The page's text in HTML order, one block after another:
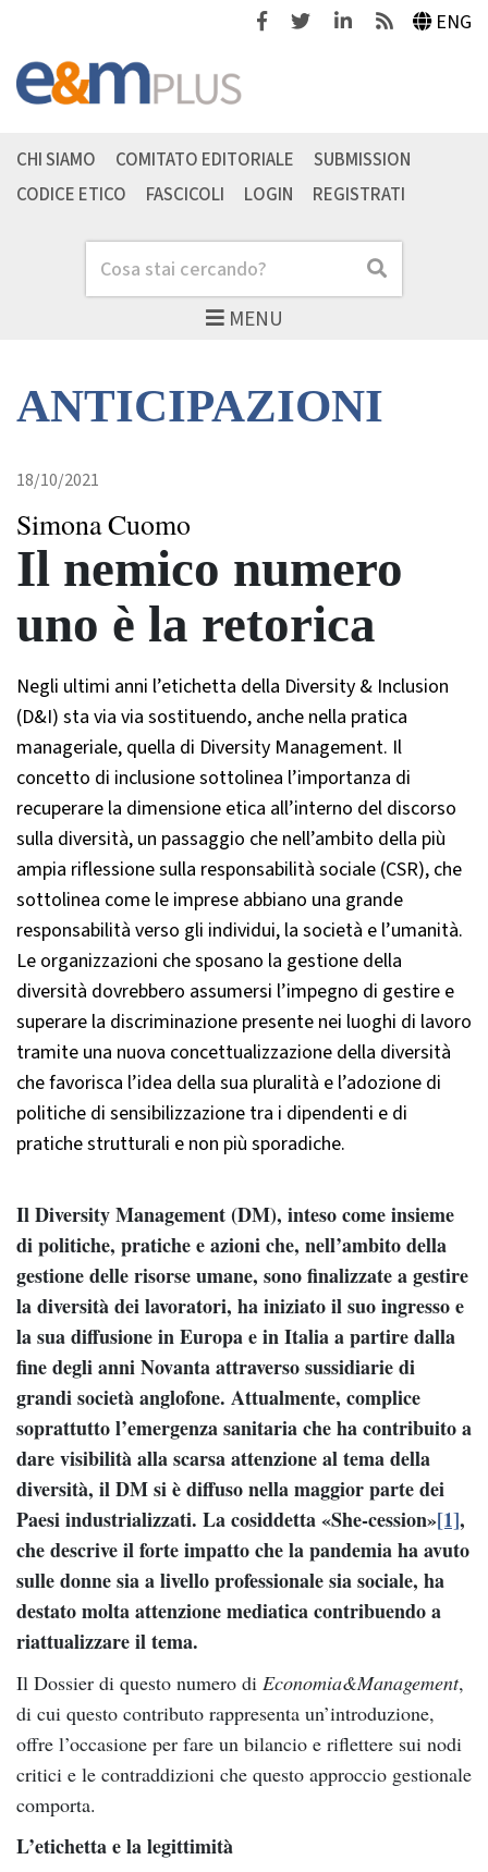
FacebookTwitterLinkedinFeeds ENG
MENU
Cerca Cerca
CHI SIAMO COMITATO EDITORIALE
SUBMISSION
CODICE ETICO
FASCICOLI LOGIN REGISTRATI
ANTICIPAZIONI
18/10/2021
Simona Cuomo
Il nemico numero
uno è la retorica
Negli ultimi anni l’etichetta della Diversity & Inclusion
(D&I) sta via via sostituendo, anche nella pratica
manageriale, quella di Diversity Management. Il
concetto di inclusione sottolinea l’importanza di
recuperare la dimensione etica all’interno del discorso
sulla diversità, un passaggio che nell’ambito della più
ampia riflessione sulla responsabilità sociale (CSR), che
sottolinea come le imprese abbiano una grande
responsabilità verso gli individui, la società e l’umanità.
Le organizzazioni che sposano la gestione della
diversità dovrebbero assumersi l’impegno di gestire e
superare la discriminazione presente nei luoghi di lavoro
tramite una nuova concettualizzazione della diversità
che favorisca l’idea della sua pluralità e l’adozione di
politiche di sensibilizzazione tra i dipendenti e di
pratiche strutturali e non più sporadiche.
Il Diversity Management (DM), inteso come insieme
di politiche, pratiche e azioni che, nell’ambito della
gestione delle risorse umane, sono finalizzate a gestire
la diversità dei lavoratori, ha iniziato il suo ingresso e
la sua diffusione in Europa e in Italia a partire dalla
fine degli anni Novanta attraverso sussidiarie di
grandi società anglofone. Attualmente, complice
soprattutto l’emergenza sanitaria che ha contribuito a
dare visibilità alla scarsa attenzione al tema della
diversità, il DM si è diffuso nella maggior parte dei
Paesi industrializzati. La cosiddetta«She-cession»[1],
che descrive il forte impatto che la pandemia ha avuto
sulle donne sia a livello professionale sia sociale, ha
destato molta attenzione mediatica contribuendo a
riattualizzare il tema.
Il Dossier di questo numero di Economia&Management,
di cui questo contributo rappresenta un’introduzione,
offre l’occasione per fare un bilancio e riflettere sui nodi
critici e le contraddizioni che questo approccio gestionale
comporta.
L’etichetta e la legittimità